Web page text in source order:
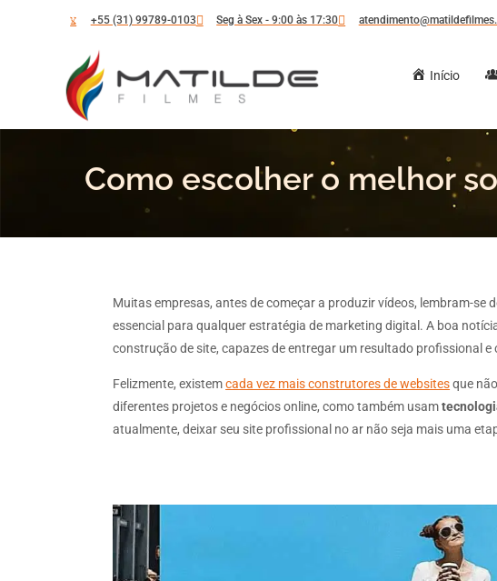
+55 (31) 99789-0103 Seg à Sex - 9:00 às 17:30
Início
Como escolher o melhor
Muitas empresas, antes de começar a produzir vídeos, lembram-se
essencial para qualquer estratégia de marketing digital. A boa
construção de site, capazes de entregar um resultado profissional
Felizmente, existemcada vez mais construtores de websitesque
diferentes projetos e negócios online, como também usam
atualmente, deixar seu site profissional no ar não seja mais uma